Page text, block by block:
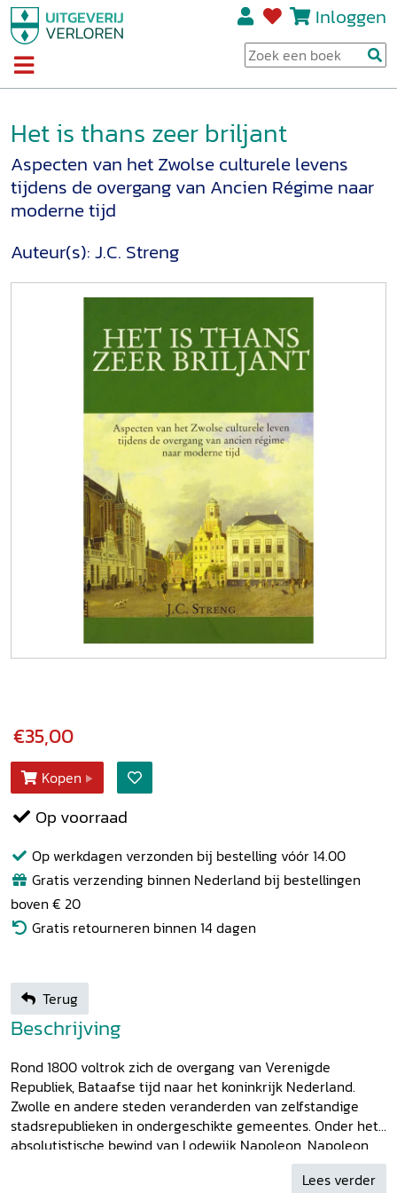
Inloggen
Het is thans zeer briljant
Aspecten van het Zwolse culturele levens
tijdens de overgang van Ancien Régime naar
moderne tijd
Auteur(s):J.C. Streng
€35,00
Kopen
Op voorraad
Op werkdagen verzonden bij bestelling vóór 14.00
Gratis verzending binnen Nederland bij bestellingen
boven € 20
Gratis retourneren binnen 14 dagen
Terug
Beschrijving
Rond 1800 voltrok zich de overgang van Verenigde
Republiek, Bataafse tijd naar het koninkrijk Nederland.
Zwolle en andere steden veranderden van zelfstandige
stadsrepublieken in ondergeschikte gemeentes. Onder het
absolutistische bewind van Lodewijk Napoleon, Napoleon
en Willem I verbleekten de patriottistische plannen tot
verbetering van de lokale democratie. Maar het openbare
Lees verder